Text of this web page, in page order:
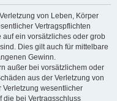
von Leben, Körper
Vertragspflichten
ein vorsätzliches oder grob
Dies gilt auch für mittelbare
Gewinn.
außer bei vorsätzlichem oder
aus der Verletzung von
Verletzung wesentlicher
die bei Vertragsschluss